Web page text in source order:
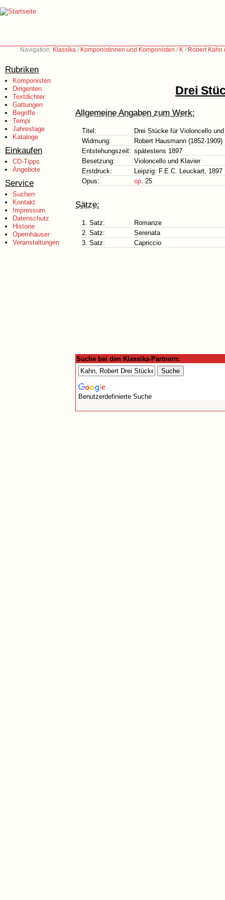
Navigation: Klassika / Komponistinnen und Komponisten / K / Robert Kahn
Rubriken
Komponisten
Dirigenten
Textdichter
Gattungen
Begriffe
Tempi
Jahrestage
Kataloge
Einkaufen
CD-Tipps
Angebote
Service
Suchen
Kontakt
Impressum
Datenschutz
Historie
Opernhäuser
Veranstaltungen
Drei
Allgemeine Angaben zum Werk:
Titel:
Drei Stücke für Violoncello
Widmung:
Robert Hausmann (1852-1909)
Entstehungszeit: spätestens 1897
Besetzung:
Violoncello und Klavier
Erstdruck:
Leipzig: F.E.C. Leuckart, 1897
Opus:
op. 25
Sätze:
1. Satz:
Romanze
2. Satz:
Serenata
3. Satz:
Capriccio
Suche bei den Klassika-Partnern:
Benutzerdefinierte Suche